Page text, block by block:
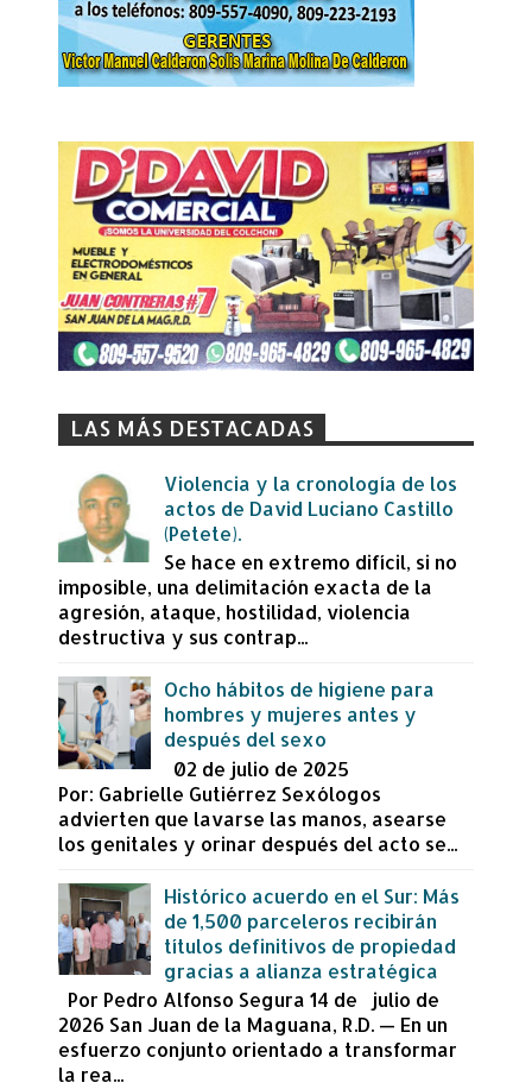
LAS MÁS DESTACADAS
Violencia y la cronología de los
actos de David Luciano Castillo
(Petete).
Se hace en extremo difícil, si no
imposible, una delimitación exacta de la
agresión, ataque, hostilidad, violencia
destructiva y sus contrap...
Ocho hábitos de higiene para
hombres y mujeres antes y
después del sexo
02 de julio de 2025
Por: Gabrielle Gutiérrez Sexólogos
advierten que lavarse las manos, asearse
los genitales y orinar después del acto se...
Histórico acuerdo en el Sur: Más
de 1,500 parceleros recibirán
títulos definitivos de propiedad
gracias a alianza estratégica
Por Pedro Alfonso Segura 14 de julio de
2026 San Juan de la Maguana, R.D. — En un
esfuerzo conjunto orientado a transformar
la rea...